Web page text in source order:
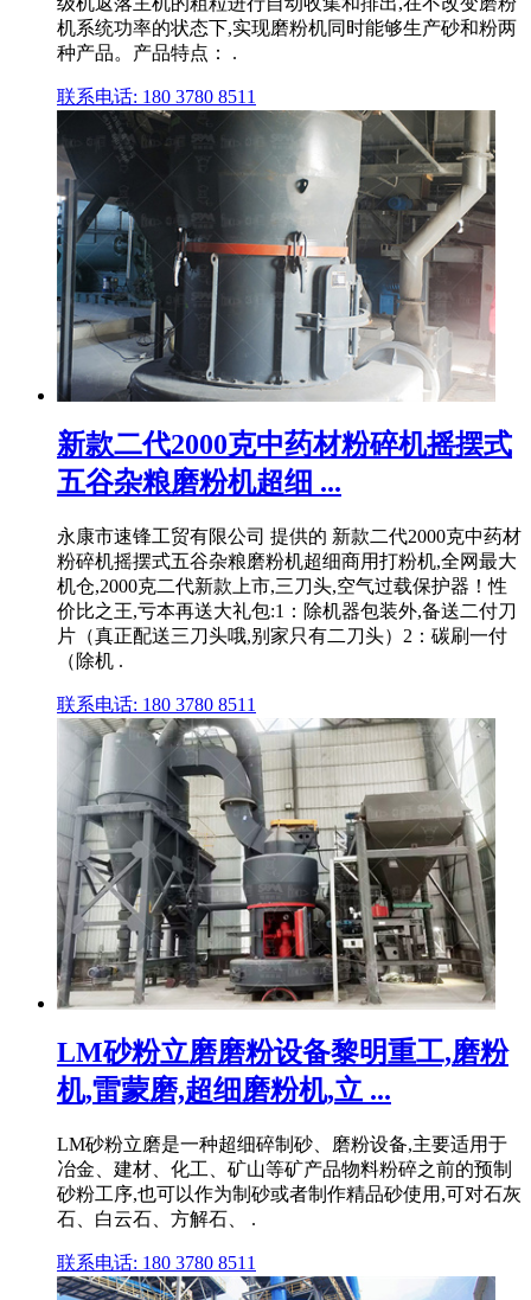
机系统功率的状态下,实现磨粉机同时能够生产砂和粉两
种产品。产品特点： .
联系电话: 180 3780 8511
新款二代2000克中药材粉碎机摇摆式
五谷杂粮磨粉机超细 ...
永康市速锋工贸有限公司 提供的 新款二代2000克中药材
粉碎机摇摆式五谷杂粮磨粉机超细商用打粉机,全网最大
机仓,2000克二代新款上市,三刀头,空气过载保护器！性
价比之王,亏本再送大礼包:1：除机器包装外,备送二付刀
片（真正配送三刀头哦,别家只有二刀头）2：碳刷一付
（除机 .
联系电话: 180 3780 8511
LM砂粉立磨磨粉设备黎明重工,磨粉
机,雷蒙磨,超细磨粉机,立 ...
LM砂粉立磨是一种超细碎制砂、磨粉设备,主要适用于
冶金、建材、化工、矿山等矿产品物料粉碎之前的预制
砂粉工序,也可以作为制砂或者制作精品砂使用,可对石灰
石、白云石、方解石、 .
联系电话: 180 3780 8511